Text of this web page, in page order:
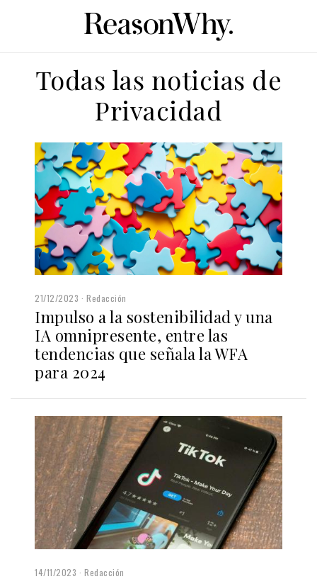
Todas las noticias de
Privacidad
21/12/2023 Redacción
Impulso a la sostenibilidad y una
IA omnipresente, entre las
tendencias que señala la WFA
para 2024
14/11/2023 Redacción